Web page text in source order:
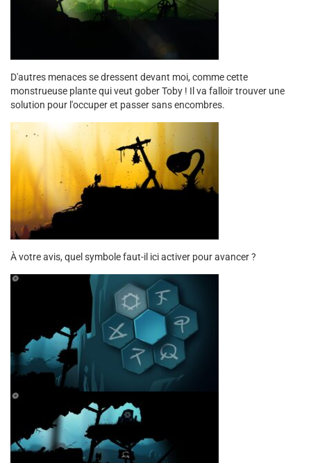
D'autres menaces se dressent devant moi, comme cette
monstrueuse plante qui veut gober Toby ! Il va falloir trouver une
solution pour l'occuper et passer sans encombres.
À votre avis, quel symbole faut-il ici activer pour avancer ?